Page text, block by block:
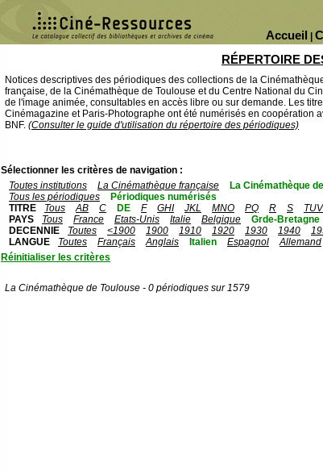
Accueil
RÉPERTOIRE
Notices descriptives des périodiques des collections de la
française, de la Cinémathèque de Toulouse et du Centre National du
de l'image animée, consultables en accès libre ou sur demande. Les
Cinémagazine et Paris-Photographe ont été numérisés en coopération
BNF. (Consulter le guide d'utilisation du répertoire des périodiques)
Sélectionner les critères de navigation :
Toutes institutions
La Cinémathèque française La Cinémathèque
Tous les périodiques
Périodiques numérisés
TITRE
Tous AB C DE F GHI JKL MNO PQ R S
PAYS
Tous France Etats-Unis Italie Belgique Grde-Bretagne
DECENNIE
Toutes <1900 1900 1910 1920 1930 1940
LANGUE
Toutes Français Anglais Italien Espagnol Allemand
Réinitialiser les critères
La Cinémathèque de Toulouse - 0 périodiques sur 1579